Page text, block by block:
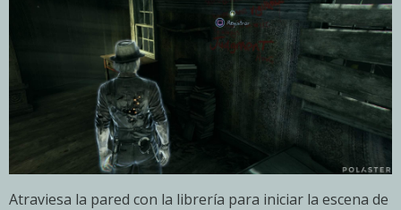
Atraviesa la pared con la librería para iniciar la escena de